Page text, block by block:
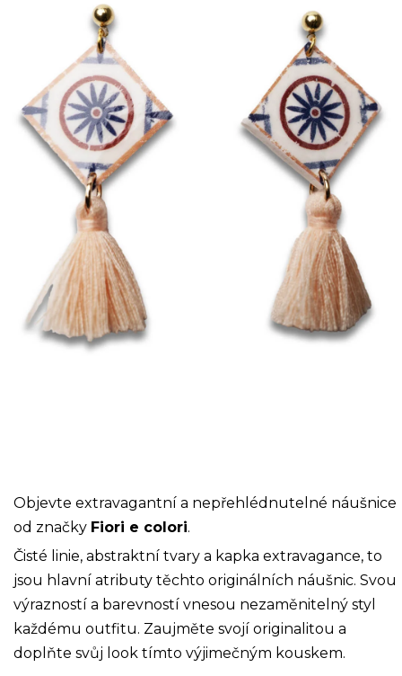
Objevte extravagantní a nepřehlédnutelné náušnice
od značky Fiori e colori.
Čisté linie, abstraktní tvary a kapka extravagance, to
jsou hlavní atributy těchto originálních náušnic. Svou
výrazností a barevností vnesou nezaměnitelný styl
každému outfitu. Zaujměte svojí originalitou a
doplňte svůj look tímto výjimečným kouskem.